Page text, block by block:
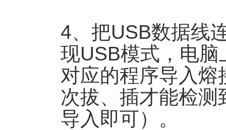
4、把USB数据线
现USB模式，电
对应的程序导入
次拔、插才能检
导入即可）。